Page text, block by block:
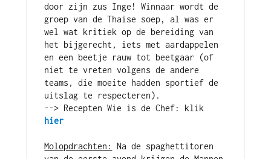
door zijn zus Inge! Winnaar wordt de
groep van de Thaise soep, al was er
wel wat kritiek op de bereiding van
het bijgerecht, iets met aardappelen
en een beetje rauw tot beetgaar (of
niet te vreten volgens de andere
teams, die moeite hadden sportief de
hier
Molopdrachten:
Na de spaghettitoren